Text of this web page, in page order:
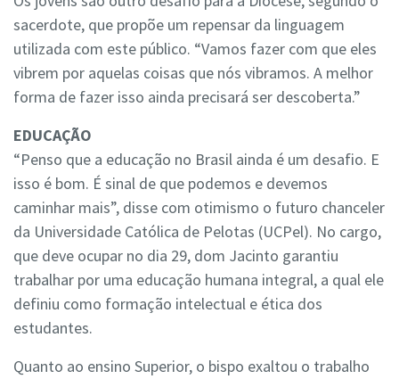
sacerdote, que propõe um repensar da linguagem
utilizada com este público. “Vamos fazer com que eles
vibrem por aquelas coisas que nós vibramos. A melhor
forma de fazer isso ainda precisará ser descoberta.”
EDUCAÇÃO
“Penso que a educação no Brasil ainda é um desafio. E
isso é bom. É sinal de que podemos e devemos
caminhar mais”, disse com otimismo o futuro chanceler
da Universidade Católica de Pelotas (UCPel). No cargo,
que deve ocupar no dia 29, dom Jacinto garantiu
trabalhar por uma educação humana integral, a qual ele
definiu como formação intelectual e ética dos
estudantes.
Quanto ao ensino Superior, o bispo exaltou o trabalho